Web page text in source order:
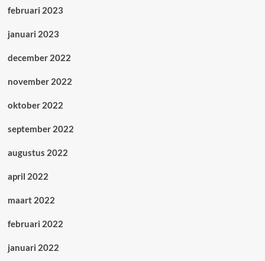
februari 2023
januari 2023
december 2022
november 2022
oktober 2022
september 2022
augustus 2022
april 2022
maart 2022
februari 2022
januari 2022